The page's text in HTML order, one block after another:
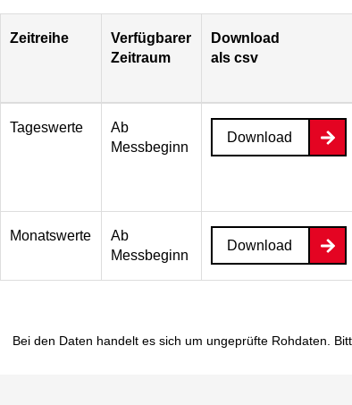
Zeitreihe
Verfügbarer
Zeitraum
Download
als csv
Tageswerte
Ab
Messbeginn
Download
Monatswerte
Ab
Messbeginn
Download
Bei den Daten handelt es sich um ungeprüfte Rohdaten.